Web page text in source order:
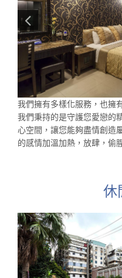
我們擁有多樣化服務，也擁
我們秉持的是守護您愛戀的
心空間，讓您能夠盡情創造
的感情加溫加熱，放肆，偷
休